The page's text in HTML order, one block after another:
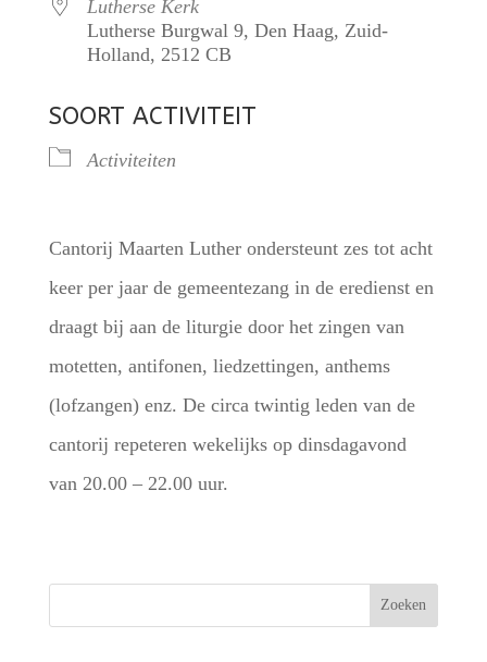
Lutherse Kerk
Lutherse Burgwal 9, Den Haag, Zuid-
Holland, 2512 CB
SOORT ACTIVITEIT
Activiteiten
Cantorij Maarten Luther ondersteunt zes tot acht
keer per jaar de gemeentezang in de eredienst en
draagt bij aan de liturgie door het zingen van
motetten, antifonen, liedzettingen, anthems
(lofzangen) enz. De circa twintig leden van de
cantorij repeteren wekelijks op dinsdagavond
van 20.00 – 22.00 uur.